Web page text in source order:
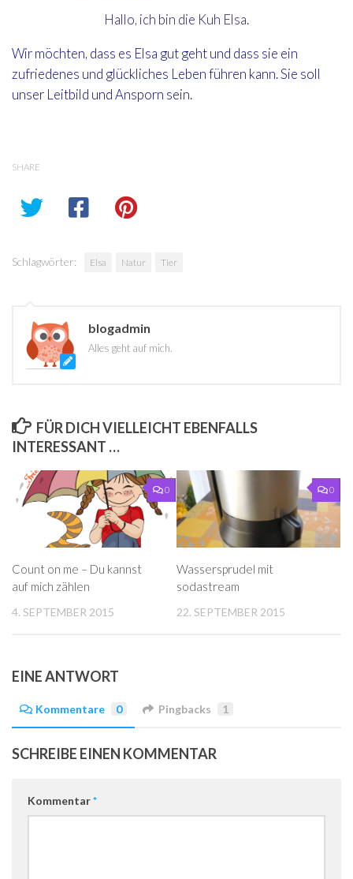
Hallo, ich bin die Kuh Elsa.
Wir möchten, dass es Elsa gut geht und dass sie ein
zufriedenes und glückliches Leben führen kann. Sie soll
unser Leitbild und Ansporn sein.
SHARE
Schlagwörter: Elsa Natur Tier
blogadmin
Alles geht auf mich.
FÜR DICH VIELLEICHT EBENFALLS
INTERESSANT …
0
Count on me – Du kannst
auf mich zählen
4. SEPTEMBER 2015
0
Wassersprudel mit
sodastream
22. SEPTEMBER 2015
EINE ANTWORT
Kommentare 0 Pingbacks 1
SCHREIBE EINEN KOMMENTAR
Kommentar*